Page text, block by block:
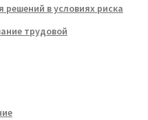
в условиях риска
трудовой